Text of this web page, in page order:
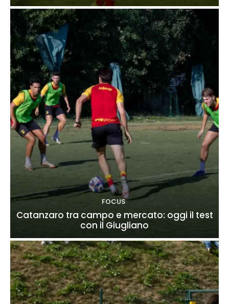
FOCUS
Catanzaro tra campo e mercato: oggi il test
con il Giugliano